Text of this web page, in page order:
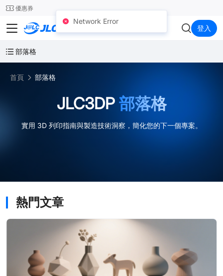
24SMT 優惠券
JLC3DP 登入
部落格
首頁 部落格
JLC3DP 部落格
實用 3D 列印指南與製造技術洞察，簡化您的下一個專案。
熱門文章
Network Error